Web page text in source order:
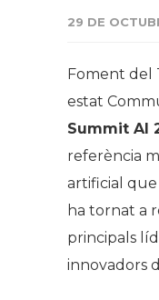
29 DE
Foment del
estat
Summit AI
referència
artificial
ha tornat a
principals
innovadors